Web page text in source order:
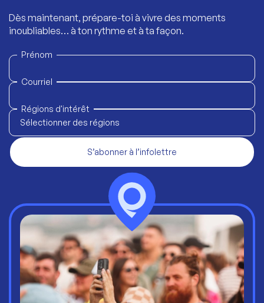
Dès maintenant, prépare-toi à vivre des moments
inoubliables… à ton rythme et à ta façon.
Prénom
Courriel
Régions d'intérêt
Sélectionner des régions
S’abonner à l’infolettre